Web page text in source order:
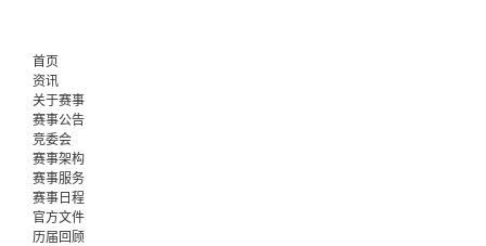
首页
资讯
关于赛事
赛事公告
竞委会
赛事架构
赛事服务
赛事日程
官方文件
历届回顾